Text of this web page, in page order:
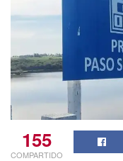
155
COMPARTIDO